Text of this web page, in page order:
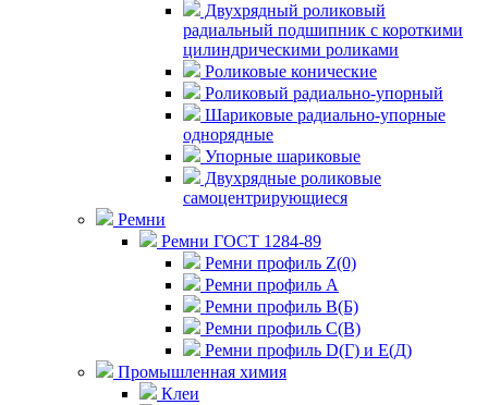
Двухрядный роликовый
радиальный подшипник с короткими
цилиндрическими роликами
Роликовые конические
Роликовый радиально-упорный
Шариковые радиально-упорные
однорядные
Упорные шариковые
Двухрядные роликовые
самоцентрирующиеся
Ремни
Ремни ГОСТ 1284-89
Ремни профиль Z(0)
Ремни профиль А
Ремни профиль В(Б)
Ремни профиль С(В)
Ремни профиль D(Г) и E(Д)
Промышленная химия
Клеи